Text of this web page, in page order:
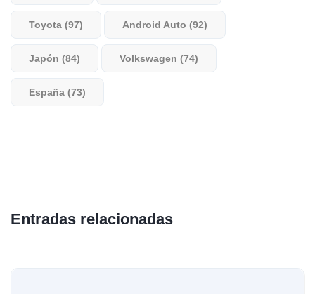
Toyota (97) Android Auto (92)
Japón (84) Volkswagen (74)
España (73)
Entradas relacionadas